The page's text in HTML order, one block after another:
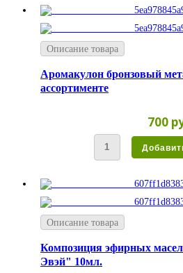
Описание товара
Аромакулон бронзовый
ассортименте
700
Описание товара
Композиция эфирных
Эвэй" 10мл.